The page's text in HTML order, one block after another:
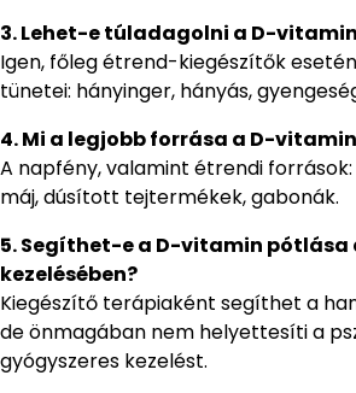
3. Lehet-e túladagolni a D-
Igen, főleg étrend-kiegészítők
tünetei: hányinger, hányás,
4. Mi a legjobb forrása a D-
A napfény, valamint étrendi források:
máj, dúsított tejtermékek, gabonák.
5. Segíthet-e a D-vitamin pótlása
kezelésében?
Kiegészítő terápiaként segíthet a
de önmagában nem helyettesíti a
gyógyszeres kezelést.